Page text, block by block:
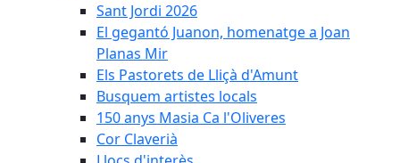
Sant Jordi 2026
El gegantó Juanon, homenatge a Joan
Planas Mir
Els Pastorets de Lliçà d'Amunt
Busquem artistes locals
150 anys Masia Ca l'Oliveres
Cor Claverià